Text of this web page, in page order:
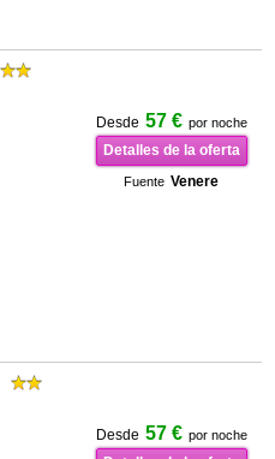
Desde 57 € por noche
Detalles de la oferta
Fuente Venere
Desde 57 € por noche